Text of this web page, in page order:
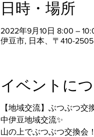
日時・場所
2022年9月10日 8:00 –
伊豆市, 日本、〒410-
イベントに
【地域交流】ぶつぶつ交
中伊豆地域交流✨
山の上でぶつぶつ交換会！